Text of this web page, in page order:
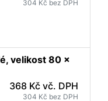
304 Kč bez DPH
velikost 80 x
368 Kč vč. DPH
304 Kč bez DPH